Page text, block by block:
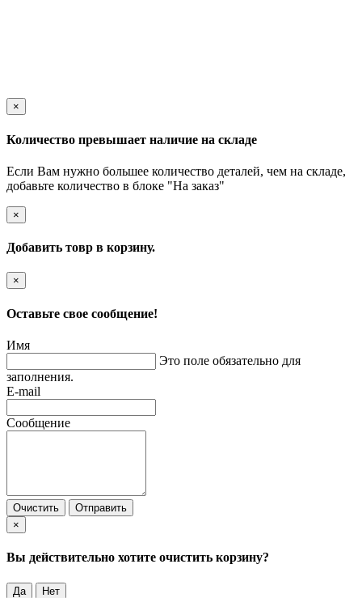
×
Количество превышает наличие на складе
Если Вам нужно большее количество деталей, чем на складе,
добавьте количество в блоке "На заказ"
×
Добавить товр в корзину.
×
Оставьте свое сообщение!
Имя
Это поле обязательно для
заполнения.
E-mail
Сообщение
Очистить
Отправить
×
Вы действительно хотите очистить корзину?
Да Нет